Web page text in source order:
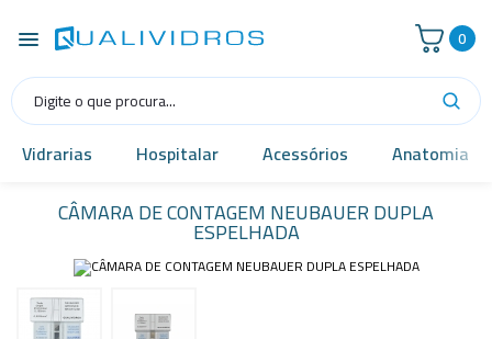
0
Vidrarias Hospitalar Acessórios Anatomia
CÂMARA DE CONTAGEM NEUBAUER DUPLA
ESPELHADA